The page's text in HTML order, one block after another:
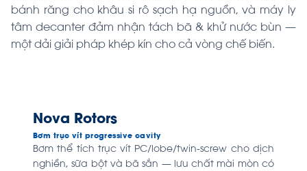
bánh răng cho khâu si rô sạch hạ nguồn, và máy ly
tâm decanter đảm nhận tách bã & khử nước bùn —
một dải giải pháp khép kín cho cả vòng chế biến.
Nova Rotors
Bơm trục vít progressive cavity
Bơm thể tích trục vít PC/lobe/twin-screw cho dịch
nghiền, sữa bột và bã sắn — lưu chất mài mòn có